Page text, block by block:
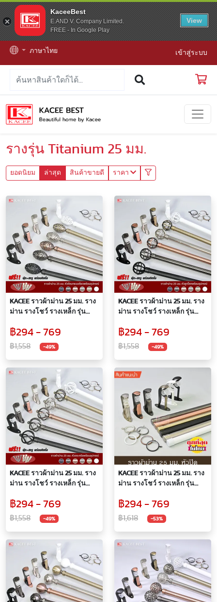
KaceeBest
E.AND V. Company Limited.
FREE - In Google Play
View
ภาษาไทย เข้าสู่ระบบ
รางรุ่น Titanium 25 มม.
ยอดนิยม ล่าสุด สินค้าขายดี ราคา
KACEE ราวผ้าม่าน 25 มม. ราง
ม่าน รางโชว์ รางเหล็ก รุ่น
แบบเรียว)
฿294 - 769
฿1,558 -49%
KACEE ราวผ้าม่าน 25 มม. ราง
ม่าน รางโชว์ รางเหล็ก รุ่น
฿294 - 769
฿1,558 -49%
KACEE ราวผ้าม่าน 25 มม. ราง
ม่าน รางโชว์ รางเหล็ก รุ่น
฿294 - 769
฿1,558 -49%
KACEE ราวผ้าม่าน 25 มม. ราง
ม่าน รางโชว์ รางเหล็ก รุ่น
฿294 - 769
฿1,618 -53%